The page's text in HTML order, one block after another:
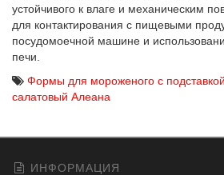
устойчивого к влаге и механическим
для контактирования с пищевыми
посудомоечной машине и
печи.
Формы для мороженого с
салатовый Алеана
ИНФОРМАЦИЯ